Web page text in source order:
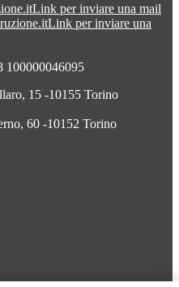
Link per inviare una mail
Link per inviare una
100000046095
15 -10155 Torino
60 -10152 Torino